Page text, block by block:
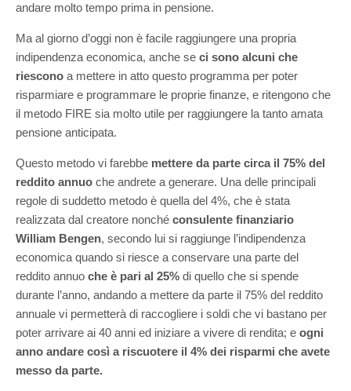
andare molto tempo prima in pensione.
Ma al giorno d’oggi non è facile raggiungere una propria
indipendenza economica, anche se ci sono alcuni che
riescono a mettere in atto questo programma per poter
risparmiare e programmare le proprie finanze, e ritengono che
il metodo FIRE sia molto utile per raggiungere la tanto amata
pensione anticipata.
Questo metodo vi farebbe mettere da parte circa il 75% del
reddito annuo che andrete a generare. Una delle principali
regole di suddetto metodo è quella del 4%, che è stata
realizzata dal creatore nonché consulente finanziario
William Bengen, secondo lui si raggiunge l’indipendenza
economica quando si riesce a conservare una parte del
reddito annuo che è pari al 25% di quello che si spende
durante l’anno, andando a mettere da parte il 75% del reddito
annuale vi permetterà di raccogliere i soldi che vi bastano per
poter arrivare ai 40 anni ed iniziare a vivere di rendita; e ogni
anno andare così a riscuotere il 4% dei risparmi che avete
messo da parte.